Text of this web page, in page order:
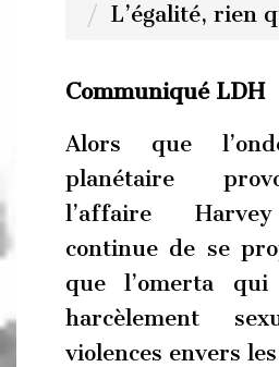
L’égalité, rien
Communiqué LDH
Alors que
planétaire
l’affaire
continue de se
que l’omerta
harcèlement
violences envers